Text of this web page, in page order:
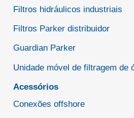
Filtros hidráulicos industriais
Filtros Parker distribuidor
Guardian Parker
Unidade móvel de filtragem de
Acessórios
Conexões offshore